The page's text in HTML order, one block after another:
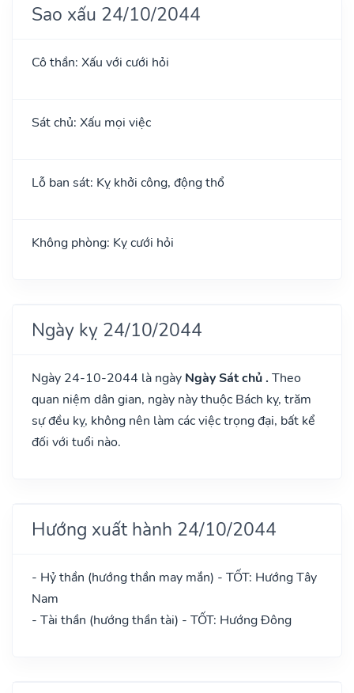
Sao xấu 24/10/2044
Cô thần: Xấu với cưới hỏi
Sát chủ: Xấu mọi việc
Lỗ ban sát: Kỵ khởi công, động thổ
Không phòng: Kỵ cưới hỏi
Ngày kỵ 24/10/2044
Ngày 24-10-2044 là ngày Ngày Sát chủ . Theo
quan niệm dân gian, ngày này thuộc Bách kỵ, trăm
sự đều kỵ, không nên làm các việc trọng đại, bất kể
đối với tuổi nào.
Hướng xuất hành 24/10/2044
- Hỷ thần (hướng thần may mắn) - TỐT: Hướng Tây
Nam
- Tài thần (hướng thần tài) - TỐT: Hướng Đông